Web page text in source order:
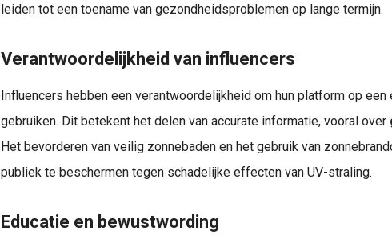
leiden tot een toename van gezondheidsproblemen op lange termijn.
Verantwoordelijkheid van influencers
Influencers hebben een verantwoordelijkheid om hun platform op een
gebruiken. Dit betekent het delen van accurate informatie, vooral over
Het bevorderen van veilig zonnebaden en het gebruik van
publiek te beschermen tegen schadelijke effecten van UV-straling.
Educatie en bewustwording